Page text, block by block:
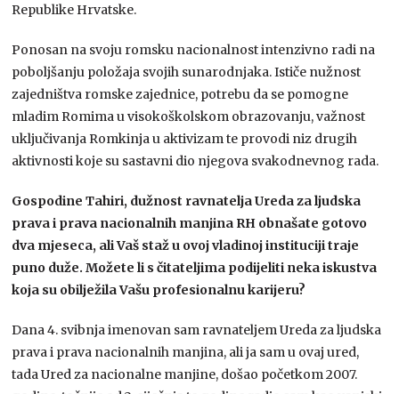
Republike Hrvatske.
Ponosan na svoju romsku nacionalnost intenzivno radi na
poboljšanju položaja svojih sunarodnjaka. Ističe nužnost
zajedništva romske zajednice, potrebu da se pomogne
mladim Romima u visokoškolskom obrazovanju, važnost
uključivanja Romkinja u aktivizam te provodi niz drugih
aktivnosti koje su sastavni dio njegova svakodnevnog rada.
Gospodine Tahiri, dužnost ravnatelja Ureda za ljudska
prava i prava nacionalnih manjina RH obnašate gotovo
dva mjeseca, ali Vaš staž u ovoj vladinoj instituciji traje
puno duže. Možete li s čitateljima podijeliti neka iskustva
koja su obilježila Vašu profesionalnu karijeru?
Dana 4. svibnja imenovan sam ravnateljem Ureda za ljudska
prava i prava nacionalnih manjina, ali ja sam u ovaj ured,
tada Ured za nacionalne manjine, došao početkom 2007.